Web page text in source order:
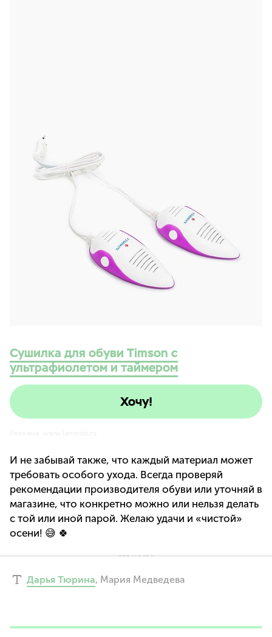
Сушилка для обуви Timson с
ультрафиолетом и таймером
Хочу!
И не забывай также, что каждый материал может
требовать особого ухода. Всегда проверяй
рекомендации производителя обуви или уточняй в
магазине, что конкретно можно или нельзя делать
с той или иной парой. Желаю удачи и «чистой»
осени! 😅 🍀
Дарья Тюрина, Мария Медведева